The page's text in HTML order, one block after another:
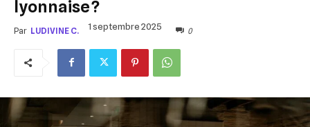
lyonnaise ?
Par LUDIVINE C. 1 septembre 2025 0